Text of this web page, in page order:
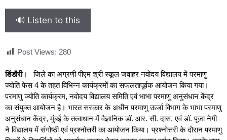
🔊 Listen to this
Post Views: 280
डिंडौरी। जिले का अग्रणी पीएम श्री स्कूल जवाहर नवोदय विद्यालय में परमाणु
ज्योति फेस 4 के तहत विभिन्न कार्यक्रमों का सफलतापूर्वक आयोजन किया गया।
परमाणु ज्योति कार्यक्रम, नवोदय विद्यालय समिति एवं भाभा परमाणु अनुसंधान केंद्र
का संयुक्त आयोजन है। भारत सरकार के अधीन परमाणु ऊर्जा विभाग के भाभा परमाणु
अनुसंधान केंद्र, मुंबई के तत्वाधान में वैज्ञानिक डॉ. आर. सी. दास, एवं डॉ. पूजा नेगी
ने विद्यालय में संगोष्ठी एवं प्रश्नोत्तरी का आयोजन किया। प्रश्नोत्तरी के दौरान परमाणु